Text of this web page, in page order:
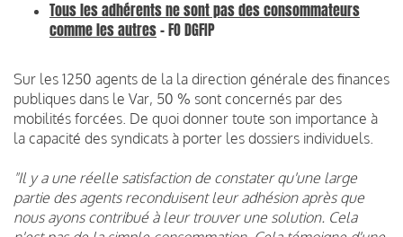
Tous les adhérents ne sont pas des consommateurs
comme les autres- FO DGFIP
Sur les 1250 agents de la la direction générale des finances
publiques dans le Var, 50 % sont concernés par des
mobilités forcées. De quoi donner toute son importance à
la capacité des syndicats à porter les dossiers individuels.
"Il y a une réelle satisfaction de constater qu'une large
partie des agents reconduisent leur adhésion après que
nous ayons contribué à leur trouver une solution. Cela